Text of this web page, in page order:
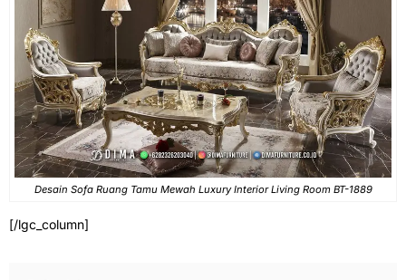
Desain Sofa Ruang Tamu Mewah Luxury Interior Living Room BT-1889
[/lgc_column]